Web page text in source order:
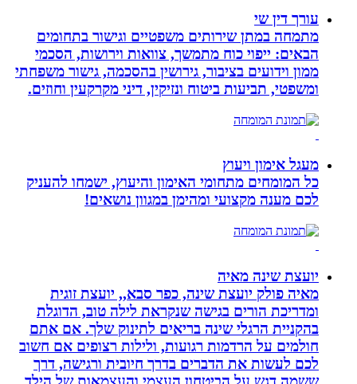
עורך דין שי
מתמחה במתן שירותים משפטיים וגישור בתחומים
הבאים: ייפוי כוח מתמשך, צוואות וירושות, הסכמי
ממון וידועים בציבור, גירושין בהסכמה, גישור משפחתי
ומשפטי, תביעות ביטוח ונזיקין, דיני מקרקעין וחוזים.
מעגל אימון ויעוץ
כל המומחים מתחומי האימון והיעוץ, ישמחו להעניק
לכם מענה מקצועי ומהימן במגוון נושאים!
יועצת שינה מאיה
מאיה פולק יועצת שינה, כפר סבא,, יועצת זוגית
ומדריכת הורים בגישה שנקראת לילה טוב, הדוגלת
בהקניית הרגלי שינה בריאים לתינוק שלך. אם אתם
חולמים על הרדמות רגועות, ולילות רצופים אם חשוב
לכם לעשות את הדברים בדרך חיובית ורגישה, דרך